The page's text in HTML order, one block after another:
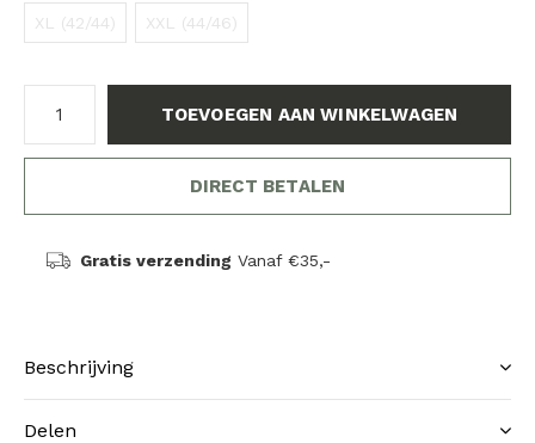
XL (42/44) XXL (44/46)
TOEVOEGEN AAN WINKELWAGEN
DIRECT BETALEN
Gratis verzending Vanaf €35,-
Beschrijving
Delen